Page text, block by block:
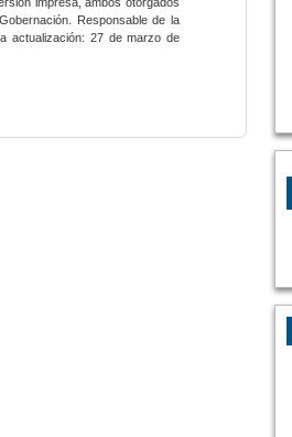
Responsable de la
actualización: 27 de marzo de